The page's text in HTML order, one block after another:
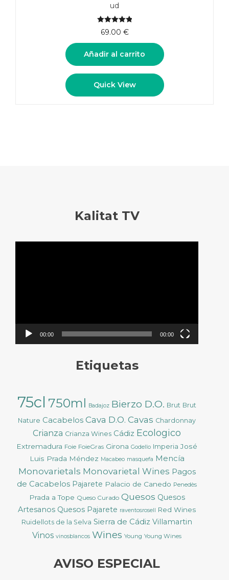
ud
5.00de 5
69.00 €
Añadir al carrito
Quick View
Kalitat TV
00:00 00:00
Etiquetas
75cl 750ml Badajoz Bierzo D.O. Brut Brut
Nature Cacabelos Cava D.O. Cavas Chardonnay
Crianza Crianza Wines Cádiz Ecologico
Extremadura Foie FoieGras Girona Godello Imperia José
Luis Prada Méndez Macabeo masquefa Mencía
Monovarietals Monovarietal Wines Pagos
de Cacabelos Pajarete Palacio de Canedo Penedès
Prada a Tope Queso Curado Quesos Quesos
Artesanos Quesos Pajarete raventosrosell Red Wines
Ruidellots de la Selva Sierra de Cádiz Villamartin
Vinos vinosblancos Wines Young Young Wines
AVISO ESPECIAL